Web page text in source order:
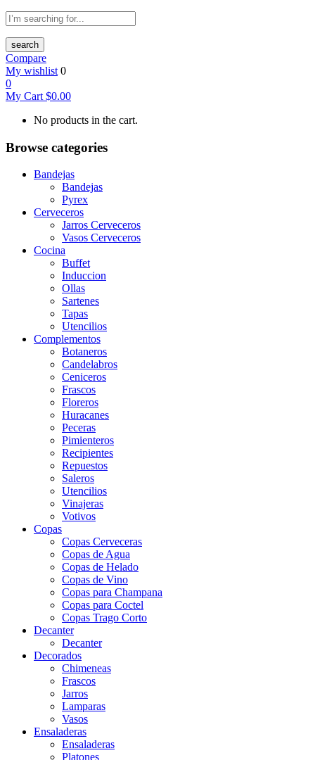
search
Compare
My wishlist 0
0
My Cart $0.00
No products in the cart.
Browse categories
Bandejas
Bandejas
Pyrex
Cerveceros
Jarros Cerveceros
Vasos Cerveceros
Cocina
Buffet
Induccion
Ollas
Sartenes
Tapas
Utencilios
Complementos
Botaneros
Candelabros
Ceniceros
Frascos
Floreros
Huracanes
Peceras
Pimienteros
Recipientes
Repuestos
Saleros
Utencilios
Vinajeras
Votivos
Copas
Copas Cerveceras
Copas de Agua
Copas de Helado
Copas de Vino
Copas para Champana
Copas para Coctel
Copas Trago Corto
Decanter
Decanter
Decorados
Chimeneas
Frascos
Jarros
Lamparas
Vasos
Ensaladeras
Ensaladeras
Platones